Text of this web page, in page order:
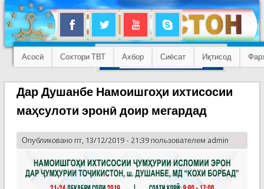
Асосӣ Сохтори ТВТ Ахбор Сиёсат Иқтисод
Дар Душанбе Намоишгоҳи ихтисосии
маҳсулоти эронӣ доир мегардад
Опубликовано пт, 13/12/2019 - 21:39 пользователем admin